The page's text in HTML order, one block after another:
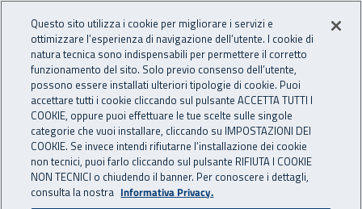
INAIL - Istituto Nazionale
Apri cerca
Navigazione principale
Pagina non disponibile
Il contenuto non è stato trovato. Per continuare la
navigazione è possibile ritornare alla
Questo sito utilizza i cookie per migliorare i servizi e
ottimizzare l’esperienza di navigazione dell’utente. I cookie di
natura tecnica sono indispensabili per permettere il corretto
funzionamento del sito. Solo previo consenso dell’utente,
possono essere installati ulteriori tipologie di cookie. Puoi
accettare tutti i cookie cliccando sul pulsante ACCETTA TUTTI I
COOKIE, oppure puoi effettuare le tue scelte sulle singole
categorie che vuoi installare, cliccando su IMPOSTAZIONI DEI
COOKIE. Se invece intendi rifiutarne l’installazione dei cookie
non tecnici, puoi farlo cliccando sul pulsante RIFIUTA I COOKIE
NON TECNICI o chiudendo il banner. Per conoscere i dettagli,
consulta la nostra Informativa Privacy.